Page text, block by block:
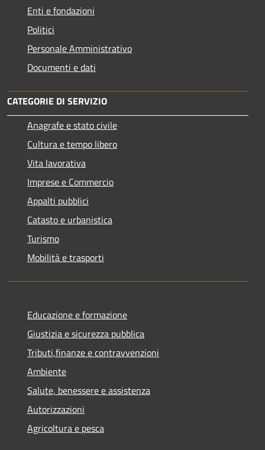
Enti e fondazioni
Politici
Personale Amministrativo
Documenti e dati
CATEGORIE DI SERVIZIO
Anagrafe e stato civile
Cultura e tempo libero
Vita lavorativa
Imprese e Commercio
Appalti pubblici
Catasto e urbanistica
Turismo
Mobilità e trasporti
Educazione e formazione
Giustizia e sicurezza pubblica
Tributi,finanze e contravvenzioni
Ambiente
Salute, benessere e assistenza
Autorizzazioni
Agricoltura e pesca